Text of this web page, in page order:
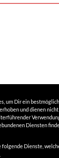
um Dir ein
und dienen
Diensten
Dienste,